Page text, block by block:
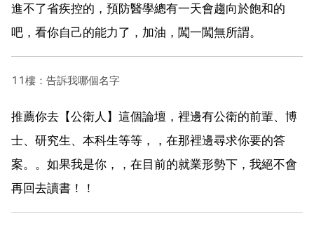
進不了省疾控的，預防醫學總有一天會趨向於飽和的
吧，看你自己的能力了，加油，闖一闖無所謂。
11樓：告訴我哪個名字
推薦你去【公衛人】這個論壇，裡邊有公衛的前輩、博
士、研究生、本科生等等，，在那裡邊尋求你要的答
案。。如果我是你，，在目前的就業形勢下，我絕不會
再回去讀書！！